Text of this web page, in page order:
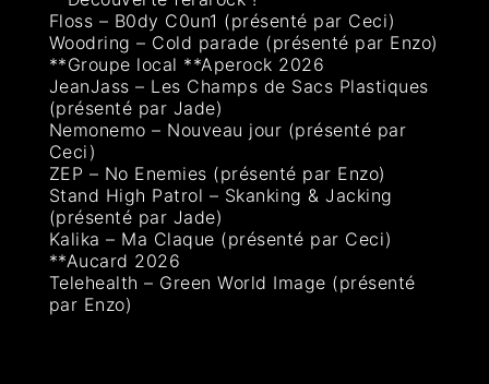
Floss – B0dy C0un1 (présenté par Ceci)
Woodring – Cold parade (présenté par Enzo)
**Groupe local **Aperock 2026
JeanJass – Les Champs de Sacs Plastiques
(présenté par Jade)
Nemonemo – Nouveau jour (présenté par
Ceci)
ZEP – No Enemies (présenté par Enzo)
Stand High Patrol – Skanking & Jacking
(présenté par Jade)
Kalika – Ma Claque (présenté par Ceci)
**Aucard 2026
Telehealth – Green World Image (présenté
par Enzo)